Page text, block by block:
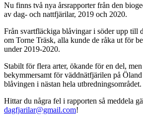
Nu finns två nya årsrapporter från den
av dag- och nattfjärilar, 2019 och 2020.
Från svartfläckiga blåvingar i söder upp till
om Torne Träsk, alla kunde de råka ut för
under 2019-2020.
Stabilt för flera arter, ökande för en del,
bekymmersamt för väddnätfjärilen på
blåvingen i nästan hela utbredningsområdet.
Hittar du några fel i rapporten så meddela
dagfjarilar@gmail.com!